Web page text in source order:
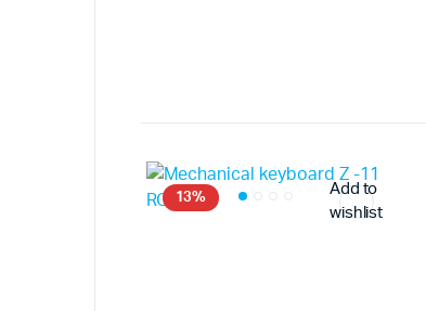
13%
Add to
wishlist